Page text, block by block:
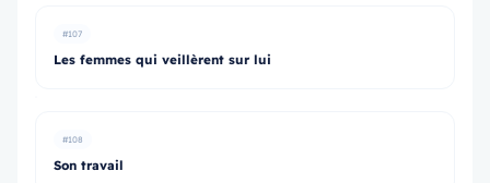
#107
Les femmes qui veillèrent sur lui
#108
Son travail